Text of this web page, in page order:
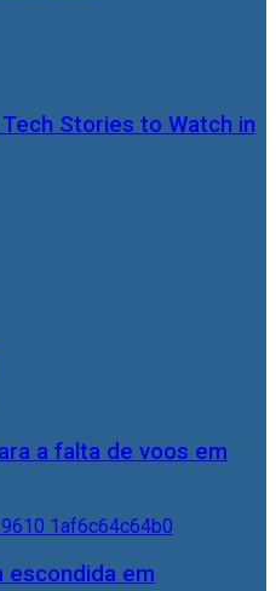
Stories to Watch in
a falta de voos em
escondida em